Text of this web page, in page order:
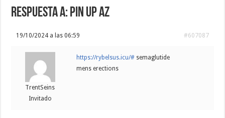
Respuesta a: pin up az
19/10/2024 a las 06:59 #607087
TrentSeins
Invitado
https://rybelsus.icu/# semaglutide
mens erections